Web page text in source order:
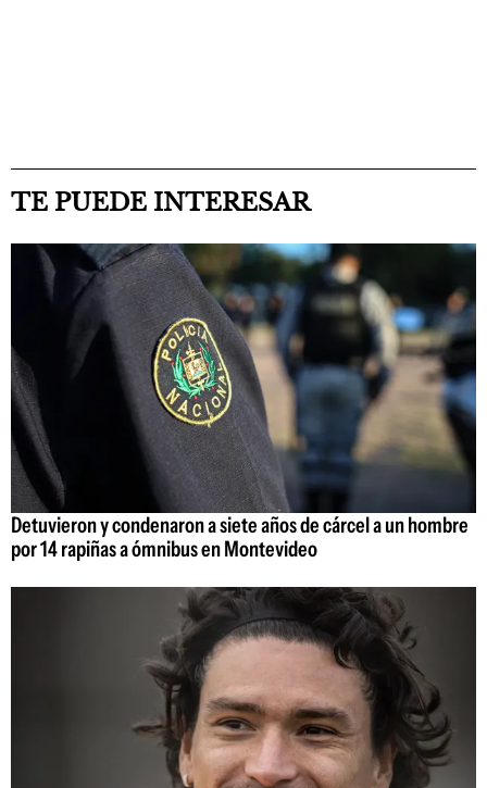
TE PUEDE INTERESAR
Detuvieron y condenaron a siete años de cárcel a un hombre
por 14 rapiñas a ómnibus en Montevideo